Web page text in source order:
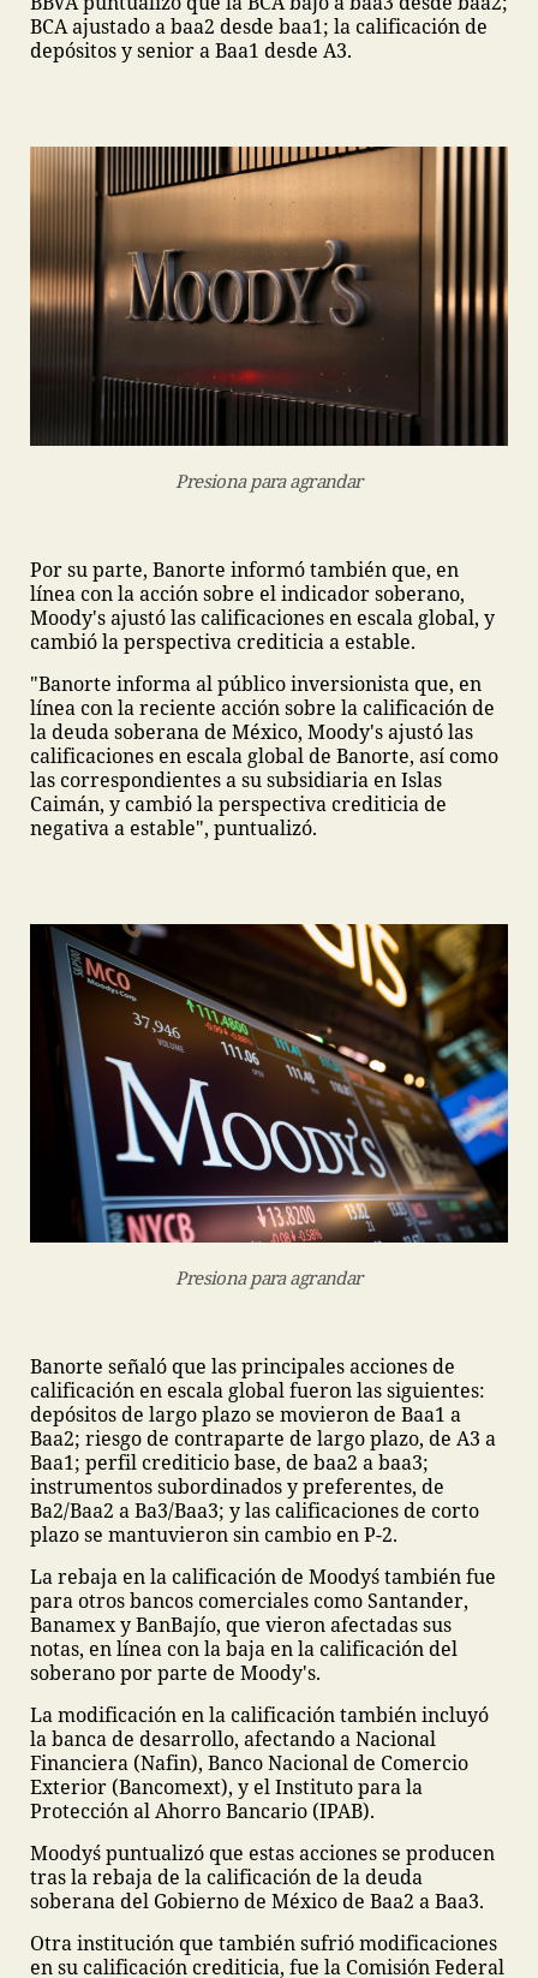
BCA ajustado a baa2 desde baa1; la calificación de
depósitos y senior a Baa1 desde A3.
Presiona para agrandar
Por su parte, Banorte informó también que, en
línea con la acción sobre el indicador soberano,
Moody's ajustó las calificaciones en escala global, y
cambió la perspectiva crediticia a estable.
"Banorte informa al público inversionista que, en
línea con la reciente acción sobre la calificación de
la deuda soberana de México, Moody's ajustó las
calificaciones en escala global de Banorte, así como
las correspondientes a su subsidiaria en Islas
Caimán, y cambió la perspectiva crediticia de
negativa a estable", puntualizó.
Presiona para agrandar
Banorte señaló que las principales acciones de
calificación en escala global fueron las siguientes:
depósitos de largo plazo se movieron de Baa1 a
Baa2; riesgo de contraparte de largo plazo, de A3 a
Baa1; perfil crediticio base, de baa2 a baa3;
instrumentos subordinados y preferentes, de
Ba2/Baa2 a Ba3/Baa3; y las calificaciones de corto
plazo se mantuvieron sin cambio en P-2.
La rebaja en la calificación de Moody´s también fue
para otros bancos comerciales como Santander,
Banamex y BanBajío, que vieron afectadas sus
notas, en línea con la baja en la calificación del
soberano por parte de Moody's.
La modificación en la calificación también incluyó
la banca de desarrollo, afectando a Nacional
Financiera (Nafin), Banco Nacional de Comercio
Exterior (Bancomext), y el Instituto para la
Protección al Ahorro Bancario (IPAB).
Moody´s puntualizó que estas acciones se producen
tras la rebaja de la calificación de la deuda
soberana del Gobierno de México de Baa2 a Baa3.
Otra institución que también sufrió modificaciones
en su calificación crediticia, fue la Comisión Federal